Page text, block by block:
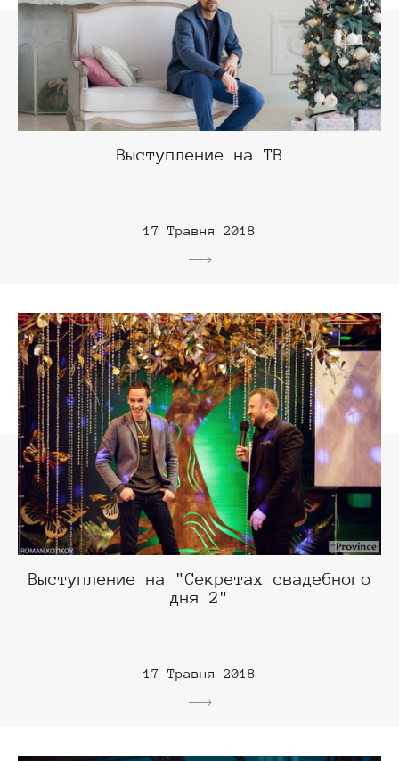
Выступление на ТВ
17 Травня 2018
Выступление на "Секретах свадебного
дня 2"
17 Травня 2018